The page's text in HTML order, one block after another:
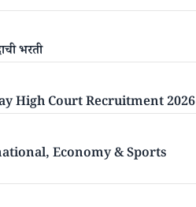
भरती
High Court Recruitment 2026
Economy & Sports